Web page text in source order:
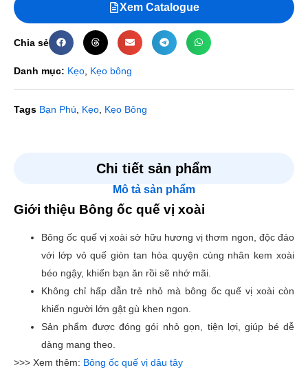
Xem Catalogue
Chia sẻ
Danh mục: Kẹo Kẹo bông
Tags Bạn Phú Kẹo Kẹo Bông
Chi tiết sản phẩm
Mô tả sản phẩm
Giới thiệu Bông ốc quế vị xoài
Bông ốc quế vị xoài sở hữu hương vị thơm ngon, độc đáo
với lớp vỏ quế giòn tan hòa quyện cùng nhân kem xoài
béo ngậy, khiến bạn ăn rồi sẽ nhớ mãi.
Không chỉ hấp dẫn trẻ nhỏ mà bông ốc quế vị xoài còn
khiến người lớn gật gù khen ngon.
Sản phẩm được đóng gói nhỏ gọn, tiện lợi, giúp bé dễ
dàng mang theo.
>>> Xem thêm: Bông ốc quế vị dâu tây
Chưa có đánh giá nào.
Email của bạn sẽ không được hiển thị công khai. Các
trường bắt buộc được đánh dấu*
Đánh giá của bạn*